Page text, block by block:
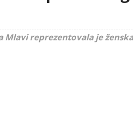
Mlavi reprezentovala je